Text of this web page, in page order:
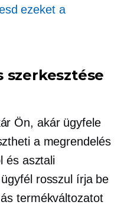
ezeket a
szerkesztése
Ön, akár ügyfele
a megrendelés
és asztali
rosszul írja be
termékváltozatot